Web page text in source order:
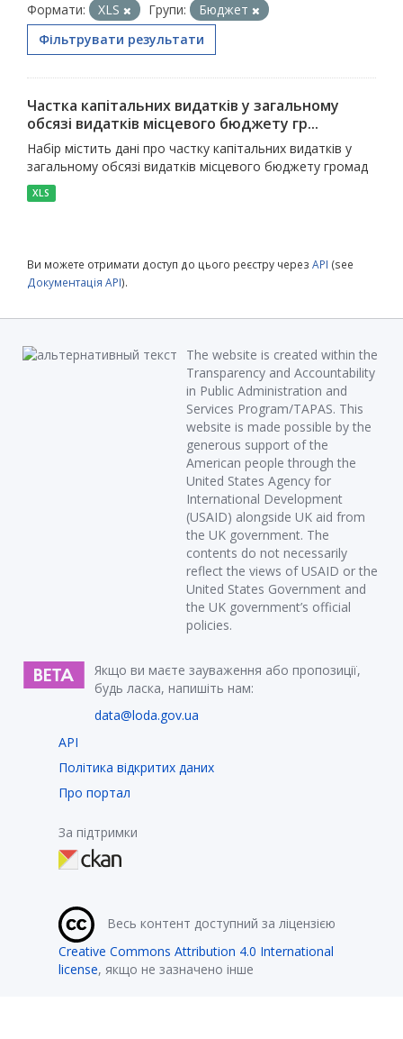
Формати:
XLS Групи:
Бюджет
Фільтрувати результати
Частка капітальних видатків у загальному
обсязі видатків місцевого бюджету гр...
Набір містить дані про частку капітальних видатків у
загальному обсязі видатків місцевого бюджету громад
XLS
Ви можете отримати доступ до цього реєстру через API (see
Документація API).
The website is created within the
Transparency and Accountability
in Public Administration and
Services Program/TAPAS. This
website is made possible by the
generous support of the
American people through the
United States Agency for
International Development
(USAID) alongside UK aid from
the UK government. The
contents do not necessarily
reflect the views of USAID or the
United States Government and
the UK government’s official
policies.
Якщо ви маєте зауваження або пропозиції,
будь ласка, напишіть нам:
data@loda.gov.ua
API
Політика відкритих даних
Про портал
За підтримки
Весь контент доступний за ліцензією
Creative Commons Attribution 4.0 International
license, якщо не зазначено інше